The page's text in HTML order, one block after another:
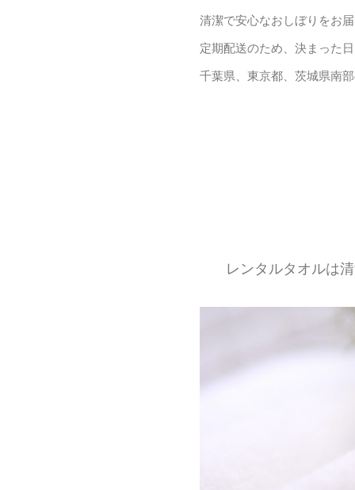
清潔で安心なおしぼりをお
定期配送のため、決まった
千葉県、東京都、茨城県南
レンタルタオルは